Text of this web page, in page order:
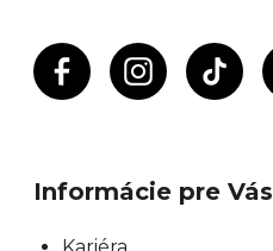
Informácie pre Vás